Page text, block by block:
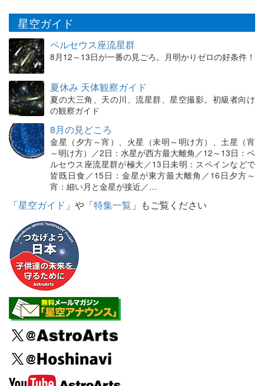
星空ガイド
ペルセウス座流星群
8月12～13日が一番の見ごろ。月明かりゼロの好条件！
夏休み 天体観察ガイド
夏の大三角、天の川、流星群、星空撮影。初級者向け
の観察ガイド
8月の見どころ
金星（夕方～宵）、火星（未明～明け方）、土星（宵
～明け方）／2日：水星が西方最大離角／12～13日：ペ
ルセウス座流星群が極大／13日未明：スペインなどで
皆既日食／15日：金星が東方最大離角／16日夕方～
宵：細い月と金星が接近／…
「星空ガイド 」や「特集一覧 」もご覧ください